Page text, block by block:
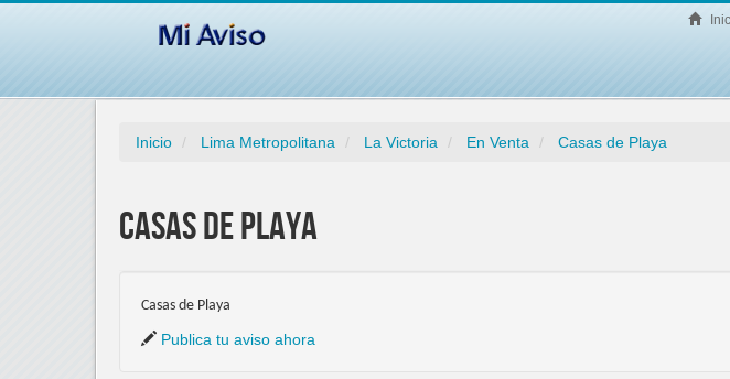
Inicio Lima Metropolitana La Victoria En Venta Casas de Playa
Casas de Playa
Casas de Playa
Publica tu aviso ahora